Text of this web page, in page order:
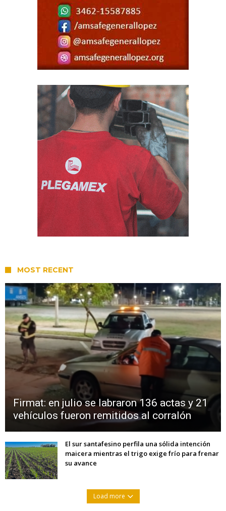
MOST RECENT
Firmat: en julio se labraron 136 actas y 21
vehículos fueron remitidos al corralón
El sur santafesino perfila una sólida intención
maicera mientras el trigo exige frío para frenar
su avance
Load more